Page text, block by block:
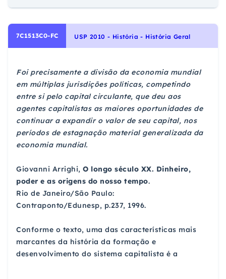
7C1513C0-FC USP 2010 - História - História Geral
Foi precisamente a divisão da economia mundial
em múltiplas jurisdições políticas, competindo
entre si pelo capital circulante, que deu aos
agentes capitalistas as maiores oportunidades de
continuar a expandir o valor de seu capital, nos
períodos de estagnação material generalizada da
economia mundial.
Giovanni Arrighi, O longo século XX. Dinheiro,
poder e as origens do nosso tempo.
Rio de Janeiro/São Paulo:
Contraponto/Edunesp, p.237, 1996.
Conforme o texto, uma das características mais
marcantes da história da formação e
desenvolvimento do sistema capitalista é a